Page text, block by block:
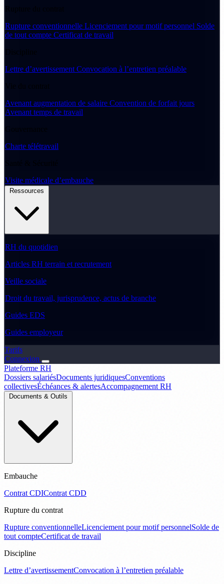
Rupture du contrat
Rupture conventionnelle Licenciement pour motif personnel Solde
de tout compte Certificat de travail
Discipline
Lettre d’avertissement Convocation à l’entretien préalable
Vie du contrat
Avenant augmentation de salaire Convention de forfait jours
Avenant temps de travail
Gouvernance
Charte télétravail
Santé & Sécurité
Visite médicale d’embauche
RH du quotidien
Articles RH terrain et recrutement
Veille sociale
Droit du travail, jurisprudence, actus de branche
Guides EDS
Guides employeur
Tarifs
Connexion
Plateforme RH
Dossiers salariésDocuments juridiquesConventions
collectivesÉchéances & alertesAccompagnement RH
Embauche
Contrat CDIContrat CDD
Rupture du contrat
Rupture conventionnelleLicenciement pour motif personnelSolde de
tout compteCertificat de travail
Discipline
Lettre d’avertissementConvocation à l’entretien préalable